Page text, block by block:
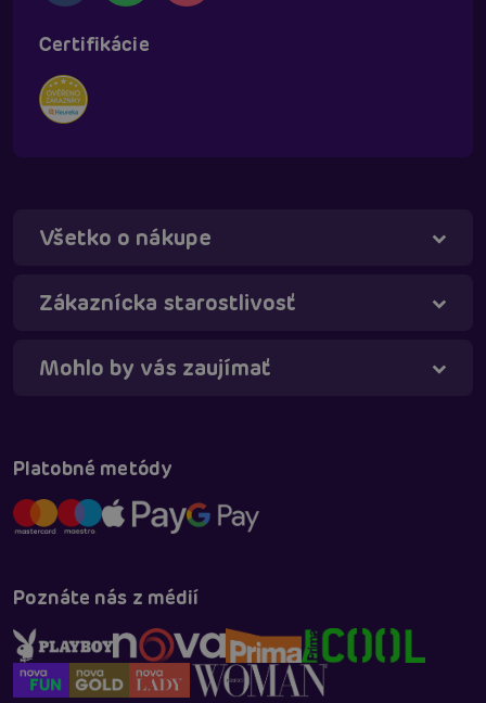
Certifikácie
Všetko o nákupe
Zákaznícka starostlivosť
Mohlo by vás zaujímať
Platobné metódy
Poznáte nás z médií
Táňa - virtuálna asistentka